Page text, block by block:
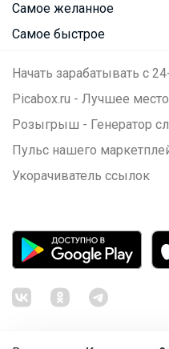
Самое желанное
Самое быстрое
Начать зарабатывать с
Picabox.ru - Лучшее
Розыгрыш - Генератор
Пульс нашего
Укорачиватель ссылок